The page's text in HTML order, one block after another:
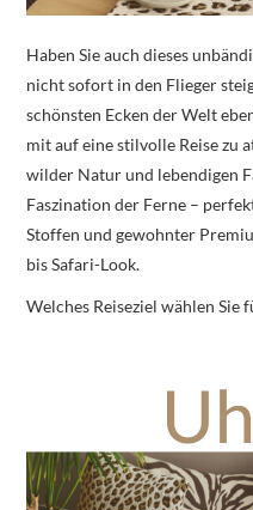
Haben Sie auch dieses
nicht sofort in den Flieger
schönsten Ecken der Welt
mit auf eine stilvolle Reise zu
wilder Natur und lebendigen
Faszination der Ferne –
Stoffen und gewohnter
bis Safari-Look.
Welches Reiseziel wählen Sie